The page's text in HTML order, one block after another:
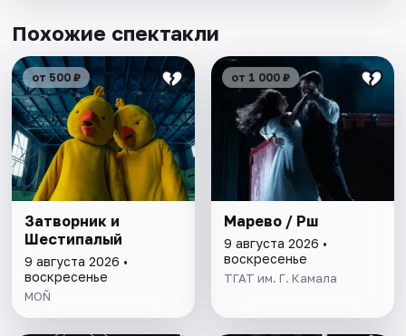
Похожие спектакли
от 500 ₽
Затворник и
Шестипалый
9 августа 2026 •
воскресенье
MOÑ
от 1 000 ₽
Марево / Рәшә
9 августа 2026 •
воскресенье
ТГАТ им. Г. Камала